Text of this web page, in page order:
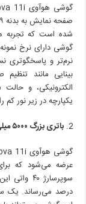
شده است که تجربه
نرم‌تر و پاسخگوتری
الکترونیکی، و
یکپارچه در زیر نور کم
باتری بزرگ ۵۰۰۰ میلی آمپر ساعتی
عرضه می‌شود که